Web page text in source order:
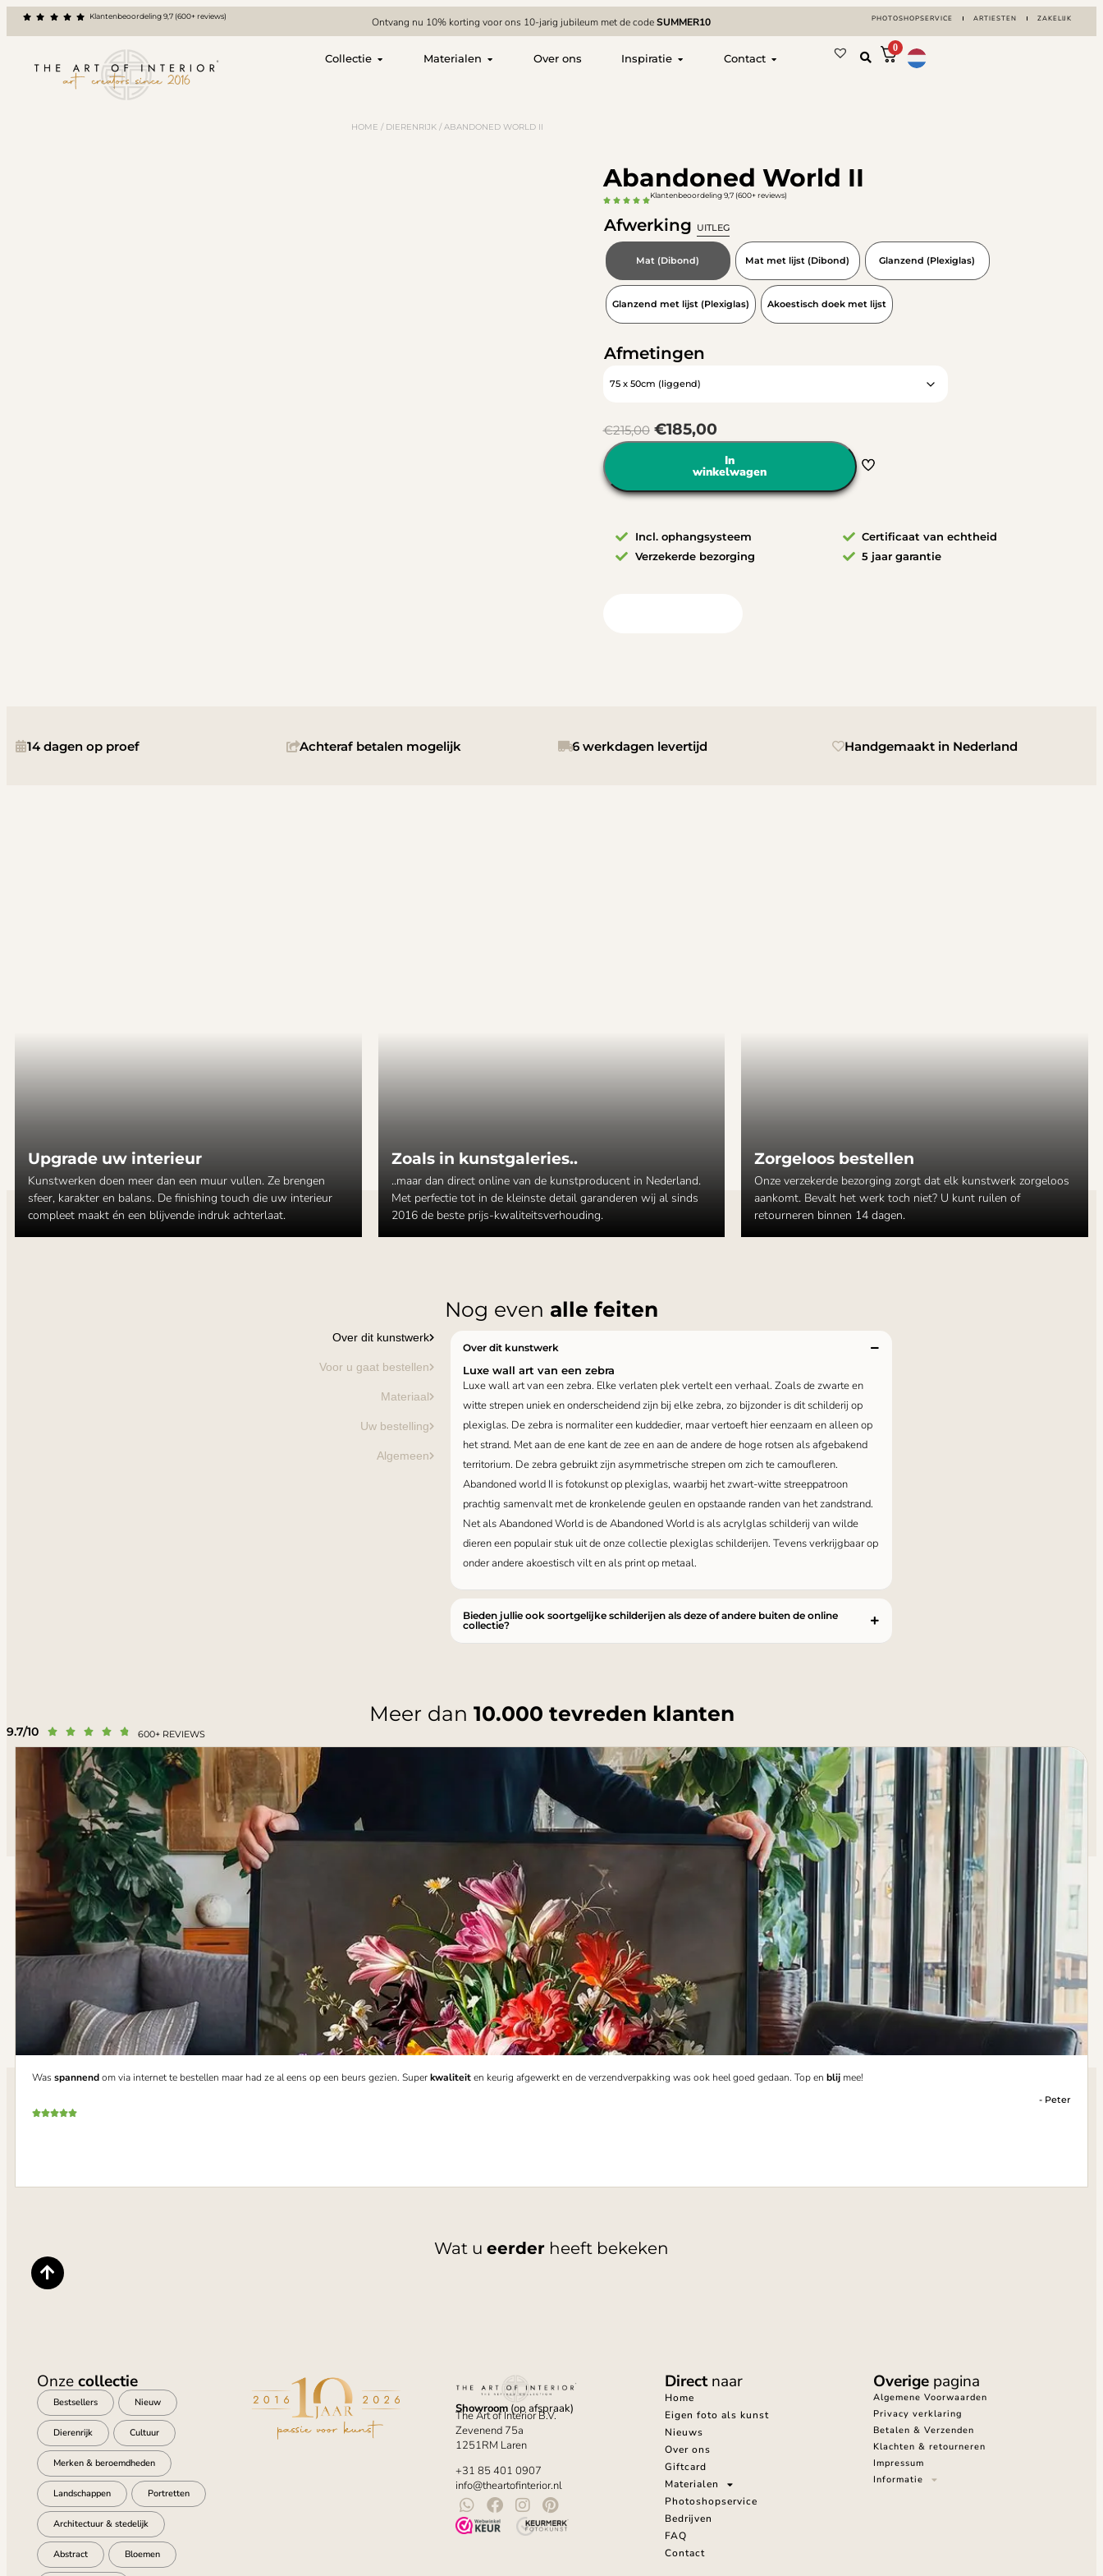
Klantenbeoordeling 9,7 (600+ reviews) Ontvang nu 10% korting voor ons 10-jarig jubileum met de codeSUMMER10 PHOTOSHOPSERVICE ARTIESTEN ZAKELIJK
Collectie Materialen Over ons Inspiratie Contact
0
HOME / DIERENRIJK / ABANDONED WORLD II
Abandoned World II
Klantenbeoordeling 9,7 (600+ reviews)
Afwerking UITLEG
Mat (Dibond) Mat met lijst (Dibond) Glanzend (Plexiglas)
Glanzend met lijst (Plexiglas) Akoestisch doek met lijst
Afmetingen
€215,00 €185,00
In
winkelwagen
Incl. ophangsysteem
Verzekerde bezorging
Certificaat van echtheid
5 jaar garantie
14 dagen op proef Achteraf betalen mogelijk 6 werkdagen levertijd Handgemaakt in Nederland
Upgrade uw interieur
Kunstwerken doen meer dan een muur vullen. Ze brengen
sfeer, karakter en balans. De finishing touch die uw interieur
compleet maakt én een blijvende indruk achterlaat.
Zoals in kunstgaleries..
..maar dan direct online van de kunstproducent in Nederland.
Met perfectie tot in de kleinste detail garanderen wij al sinds
2016 de beste prijs-kwaliteitsverhouding.
Zorgeloos bestellen
Onze verzekerde bezorging zorgt dat elk kunstwerk zorgeloos
aankomt. Bevalt het werk toch niet? U kunt ruilen of
retourneren binnen 14 dagen.
Nog even alle feiten
Over dit kunstwerk
Voor u gaat bestellen
Materiaal
Uw bestelling
Algemeen
Over dit kunstwerk
Luxe wall art van een zebra
Luxe wall art van een zebra. Elke verlaten plek vertelt een verhaal. Zoals de zwarte en
witte strepen uniek en onderscheidend zijn bij elke zebra, zo bijzonder is dit schilderij op
plexiglas. De zebra is normaliter een kuddedier, maar vertoeft hier eenzaam en alleen op
het strand. Met aan de ene kant de zee en aan de andere de hoge rotsen als afgebakend
territorium. De zebra gebruikt zijn asymmetrische strepen om zich te camoufleren.
Abandoned world II is fotokunst op plexiglas, waarbij het zwart-witte streeppatroon
prachtig samenvalt met de kronkelende geulen en opstaande randen van het zandstrand.
Net als Abandoned World is de Abandoned World is als acrylglas schilderij van wilde
dieren een populair stuk uit de onze collectie plexiglas schilderijen. Tevens verkrijgbaar op
onder andere akoestisch vilt en als print op metaal.
Bieden jullie ook soortgelijke schilderijen als deze of andere buiten de online
collectie?
Meer dan 10.000 tevreden klanten
9.7/10      600+ REVIEWS
Was spannendom via internet te bestellen maar had ze al eens op een beurs gezien. Superkwaliteiten keurig afgewerkt en de verzendverpakking was ook heel goed gedaan. Top en blij mee!
- Peter
Wat u eerder heeft bekeken
Onzecollectie
Bestsellers Nieuw
Dierenrijk Cultuur
Merken & beroemdheden
Landschappen Portretten
Architectuur & stedelijk
Abstract Bloemen
Showroom(op afspraak)
The Art of Interior B.V.
Zevenend 75a
1251RM Laren
+31 85 401 0907
info@theartofinterior.nl
Directnaar
Home
Eigen foto als kunst
Nieuws
Over ons
Giftcard
Materialen
Photoshopservice
Bedrijven
FAQ
Contact
Overige pagina
Algemene Voorwaarden
Privacy verklaring
Betalen & Verzenden
Klachten & retourneren
Impressum
Informatie